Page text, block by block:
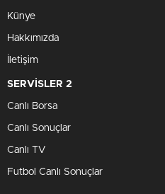
Künye
Hakkımızda
İletişim
SERVİSLER 2
Canlı Borsa
Canlı Sonuçlar
Canlı TV
Futbol Canlı Sonuçlar